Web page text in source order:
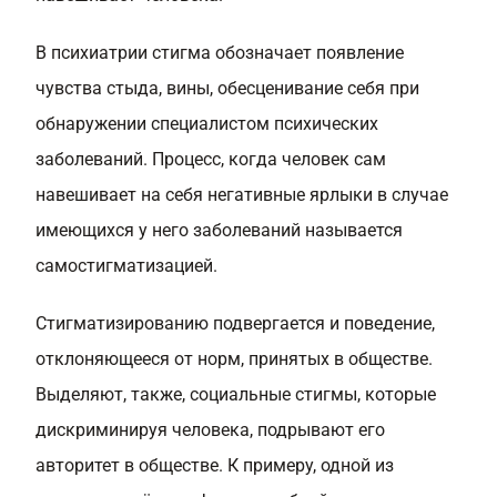
В психиатрии стигма обозначает появление
чувства стыда, вины, обесценивание себя при
обнаружении специалистом психических
заболеваний. Процесс, когда человек сам
навешивает на себя негативные ярлыки в случае
имеющихся у него заболеваний называется
самостигматизацией.
Стигматизированию подвергается и поведение,
отклоняющееся от норм, принятых в обществе.
Выделяют, также, социальные стигмы, которые
дискриминируя человека, подрывают его
авторитет в обществе. К примеру, одной из